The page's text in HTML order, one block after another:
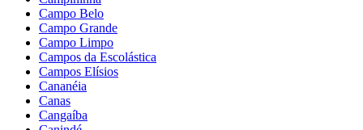
Campo Belo
Campo Grande
Campo Limpo
Campos da Escolástica
Campos Elísios
Cananéia
Canas
Cangaíba